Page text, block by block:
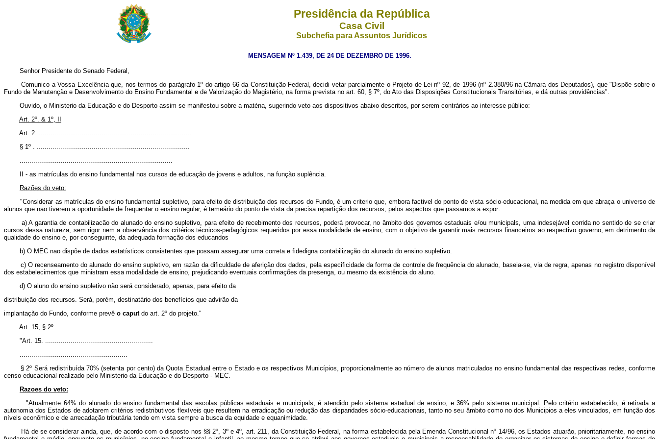
Presidência da República
Casa Civil
Subchefia para Assuntos Jurídicos
MENSAGEM Nº 1.439, DE 24 DE DEZEMBRO DE 1996.
Senhor Presidente do Senado Federal,
Comunico a Vossa Excelência que, nos termos do parágrafo 1º do artigo 66 da Constituição Federal, decidi vetar parcialmente o Projeto de Lei nº 92, de 1996 (nº 2.380/96 na Câmara dos Deputados), que "Dispõe sobre o
Fundo de Manutenção e Desenvolvimento do Ensino Fundamental e de Valorização do Magistério, na forma prevista no art. 60, § 7º, do Ato das Disposiq6es Constitucionais Transitórias, e dá outras providências".
Ouvido, o Ministerio da Educação e do Desporto assim se manifestou sobre a maténa, sugerindo veto aos dispositivos abaixo descritos, por serem contrários ao interesse público:
Art. 2º. & 1º, II
Art. 2. ..............................................................................
§ 1º . ..............................................................................
..............................................................................
II - as matrículas do ensino fundamental nos cursos de educação de jovens e adultos, na função suplência.
Razões do veto:
"Considerar as matrículas do ensino fundamental supletivo, para efeito de distribuição dos recursos do Fundo, é um criterio que, embora factivel do ponto de vista sócio-educacional, na medida em que abraça o universo de
alunos que nao tiverem a oportunidade de frequentar o ensino regular, é temeário do ponto de vista da precisa repartição dos recursos, pelos aspectos que passamos a expor:
a) A garantia de contabilizacão do alunado do ensino supletivo, para efeito de recebimento dos recursos, poderá provocar, no âmbito dos governos estaduais e/ou municipals, uma indesejável corrida no sentido de se criar
cursos dessa natureza, sem rigor nem a observância dos critérios técnicos-pedagógicos requeridos por essa modalidade de ensino, com o objetivo de garantir mais recursos financeiros ao respectivo governo, em detrimento da
qualidade do ensino e, por conseguinte, da adequada forrnação dos educandos
b) O MEC nao dispõe de dados estatísticos consistentes que possam assegurar uma correta e fidedigna contabilização do alunado do ensino supletivo.
c) O recenseamento do alunado do ensino supletivo, em razão da dificuldade de aferição dos dados, pela especificidade da forma de controle de frequência do alunado, baseia-se, via de regra, apenas no registro disponível
dos estabelecimentos que ministram essa modalidade de ensino, prejudicando eventuais confirmações da presenga, ou mesmo da existência do aluno.
d) O aluno do ensino supletivo não será considerado, apenas, para efeito da
distribuição dos recursos. Será, porém, destinatário dos benefícios que advirão da
implantação do Fundo, conforme prevê o caput do art. 2º do projeto."
Art. 15, § 2º
"Art. 15. .......................................................
.......................................................
§ 2º Será redistribuída 70% (setenta por cento) da Quota Estadual entre o Estado e os respectivos Municípios, proporcionalmente ao número de alunos matriculados no ensino fundamental das respectivas redes, conforme
censo educacional realizado pelo Ministerio da Educação e do Desporto - MEC.
Razoes do veto:
"Atualmente 64% do alunado do ensino fundamental das escolas públicas estaduais e municipals, é atendido pelo sistema estadual de ensino, e 36% pelo sistema municipal. Pelo critério estabelecido, é retirada a
autonomia dos Estados de adotarem critérios redistributivos flexíveis que resultem na erradicação ou redução das disparidades sócio-educacionais, tanto no seu âmbito como no dos Municipios a eles vinculados, em função dos
níveis econômico e de arrecadação tributária tendo em vista sempre a busca da equidade e equanimidade.
Há de se considerar ainda, que, de acordo com o disposto nos §§ 2º, 3º e 4º, art. 211, da Constituição Federal, na forma estabelecida pela Emenda Constitucional nº 14/96, os Estados atuarão, pnioritariamente, no ensino